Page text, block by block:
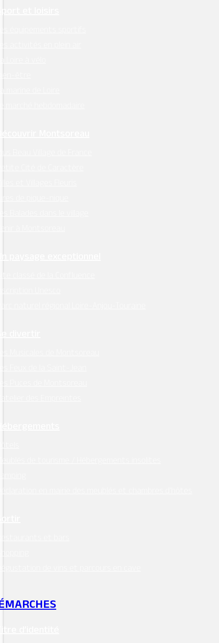
et loisirs
équipements sportifs
activités en plein air
Loire à vélo
être
marine de Loire
marché hebdomadaire
Montsoreau
Beau Village de France
Cité de Caractère
et Villages Fleuris
de pique-nique
Balades dans le village
à Montsoreau
paysage exceptionnel
classé de la Confluence
Unesco
naturel régional Loire-Anjou-Touraine
divertir
Musicales de Montsoreau
Feux de la Saint-Jean
Puces de Montsoreau
des Empreintes
de tourisme / Hébergements insolites
en mairie des meublés et chambres d’hôtes
et bars
de vins et parcours en cave
d’identité